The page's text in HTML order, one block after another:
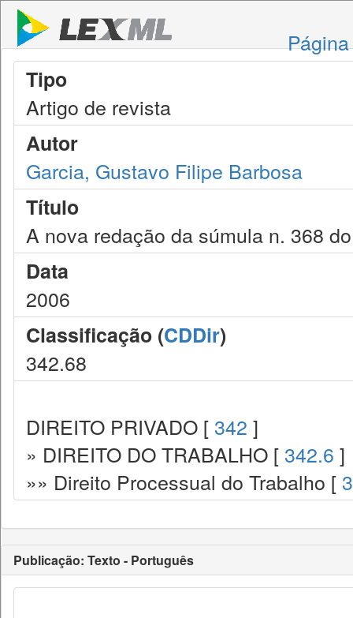
Tipo
Artigo de revista
Autor
Garcia, Gustavo Filipe Barbosa
Título
A nova redação da súmula n. 368
Data
2006
Classificação (CDDir)
342.68
DIREITO PRIVADO [ 342 ]
» DIREITO DO TRABALHO [ 342.6 ]
»» Direito Processual do Trabalho [
Publicação: Texto - Português